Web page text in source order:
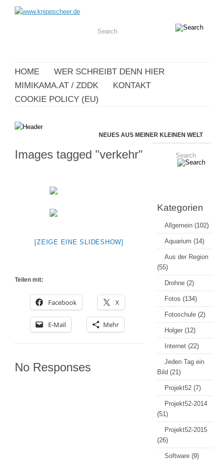
HOME
WER SCHREIBT DENN HIER
MIMIKAMA.AT / ZDDK
KONTAKT
COOKIE POLICY (EU)
NEUES AUS MEINER KLEINEN WELT
Images tagged "verkehr"
[ZEIGE EINE SLIDESHOW]
Teilen mit:
Facebook X
E-Mail Mehr
No Responses
Kategorien
Allgemein (102)
Aquarium (14)
Aus der Region
(55)
Drohne (2)
Fotos (134)
Fotoschule (2)
Holger (12)
Internet (22)
Jeden Tag ein
Bild (21)
Projekt52 (7)
Projekt52-2014
(51)
Projekt52-2015
(26)
Software (9)